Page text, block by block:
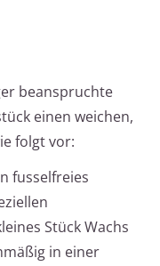
beanspruchte
einen weichen,
folgt vor:
fusselfreies
Stück Wachs
in einer